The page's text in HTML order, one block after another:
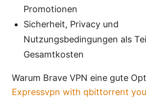
Promotionen
Sicherheit, Privacy und
Nutzungsbedingungen als
Gesamtkosten
Warum Brave VPN eine gute
Expressvpn with qbittorrent